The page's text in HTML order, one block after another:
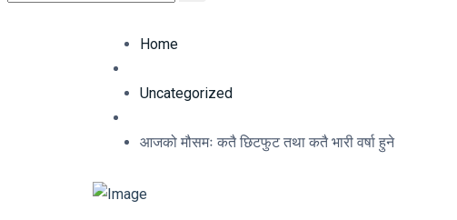
Home
Uncategorized
आजको मौसमः कतै छिटफुट तथा कतै भारी वर्षा हुने